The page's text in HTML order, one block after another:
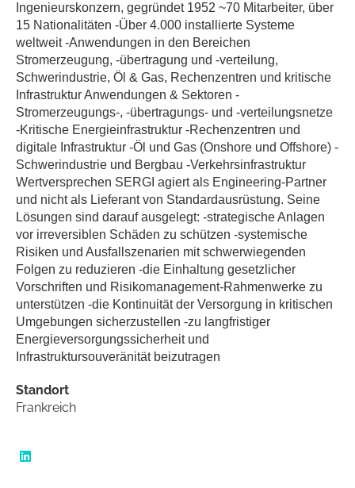
Ingenieurskonzern, gegründet 1952 ~70 Mitarbeiter, über
15 Nationalitäten -Über 4.000 installierte Systeme
weltweit -Anwendungen in den Bereichen
Stromerzeugung, -übertragung und -verteilung,
Schwerindustrie, Öl & Gas, Rechenzentren und kritische
Infrastruktur Anwendungen & Sektoren -
Stromerzeugungs-, -übertragungs- und -verteilungsnetze
-Kritische Energieinfrastruktur -Rechenzentren und
digitale Infrastruktur -Öl und Gas (Onshore und Offshore) -
Schwerindustrie und Bergbau -Verkehrsinfrastruktur
Wertversprechen SERGI agiert als Engineering-Partner
und nicht als Lieferant von Standardausrüstung. Seine
Lösungen sind darauf ausgelegt: -strategische Anlagen
vor irreversiblen Schäden zu schützen -systemische
Risiken und Ausfallszenarien mit schwerwiegenden
Folgen zu reduzieren -die Einhaltung gesetzlicher
Vorschriften und Risikomanagement-Rahmenwerke zu
unterstützen -die Kontinuität der Versorgung in kritischen
Umgebungen sicherzustellen -zu langfristiger
Energieversorgungssicherheit und
Infrastruktursouveränität beizutragen
Standort
Frankreich